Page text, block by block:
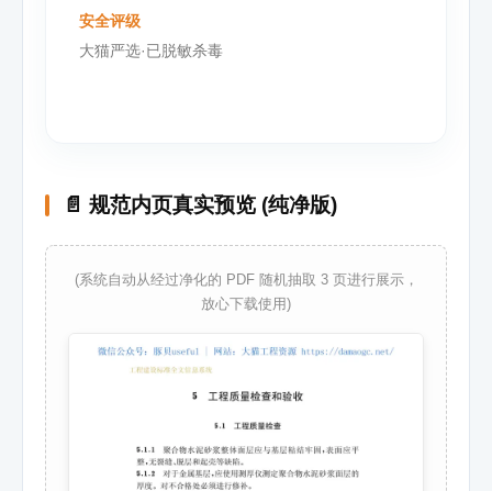
安全评级
大猫严选·已脱敏杀毒
📄 规范内页真实预览 (纯净版)
(系统自动从经过净化的 PDF 随机抽取 3 页进行展示，
放心下载使用)